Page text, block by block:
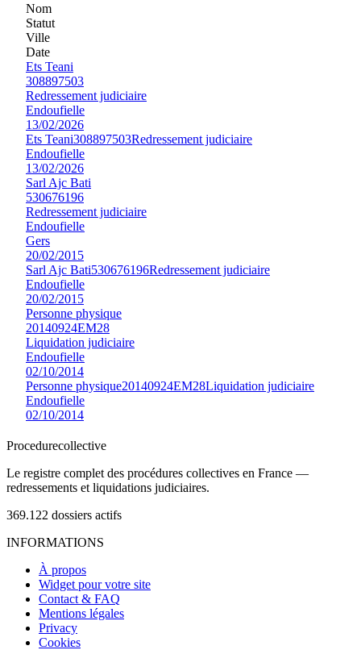
Nom
Statut
Ville
Date
Ets Teani
308897503
Redressement judiciaire
Endoufielle
13/02/2026
Ets Teani308897503Redressement judiciaire
Endoufielle
13/02/2026
Sarl Ajc Bati
530676196
Redressement judiciaire
Endoufielle
Gers
20/02/2015
Sarl Ajc Bati530676196Redressement judiciaire
Endoufielle
20/02/2015
Personne physique
20140924EM28
Liquidation judiciaire
Endoufielle
02/10/2014
Personne physique20140924EM28Liquidation judiciaire
Endoufielle
02/10/2014
Procedurecollective
Le registre complet des procédures collectives en France —
redressements et liquidations judiciaires.
369.122 dossiers actifs
INFORMATIONS
À propos
Widget pour votre site
Contact & FAQ
Mentions légales
Privacy
Cookies